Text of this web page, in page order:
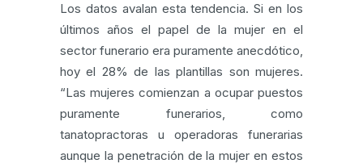
Los datos avalan esta tendencia. Si en los
últimos años el papel de la mujer en el
sector funerario era puramente anecdótico,
hoy el 28% de las plantillas son mujeres.
“Las mujeres comienzan a ocupar puestos
puramente funerarios, como
tanatopractoras u operadoras funerarias
aunque la penetración de la mujer en estos